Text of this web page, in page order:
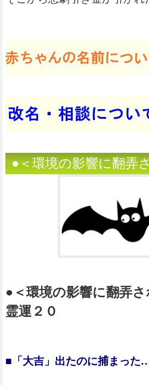
●＜環境の影響に翻弄
●＜環境の影響に翻弄
霊運２０
■「大吉」出たのに捕まった